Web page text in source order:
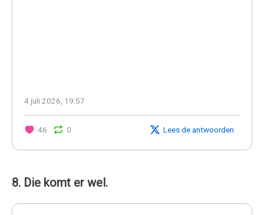
4 juli 2026, 19:57
46 0 Lees de antwoorden
8. Die komt er wel.